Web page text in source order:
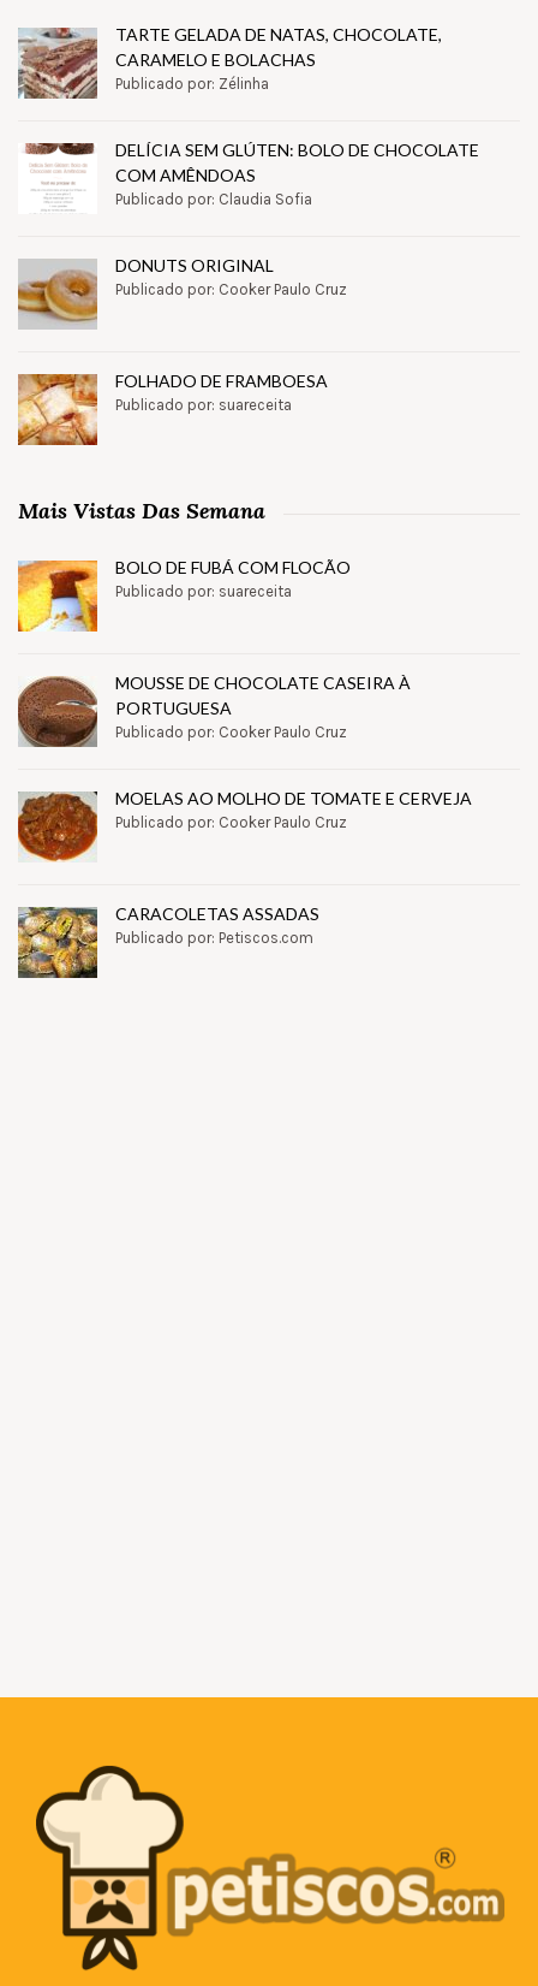
TARTE GELADA DE NATAS, CHOCOLATE,
CARAMELO E BOLACHAS
Publicado por: Zélinha
DELÍCIA SEM GLÚTEN: BOLO DE CHOCOLATE
COM AMÊNDOAS
Publicado por: Claudia Sofia
DONUTS ORIGINAL
Publicado por: Cooker Paulo Cruz
FOLHADO DE FRAMBOESA
Publicado por: suareceita
Mais Vistas Das Semana
BOLO DE FUBÁ COM FLOCÃO
Publicado por: suareceita
MOUSSE DE CHOCOLATE CASEIRA À
PORTUGUESA
Publicado por: Cooker Paulo Cruz
MOELAS AO MOLHO DE TOMATE E CERVEJA
Publicado por: Cooker Paulo Cruz
CARACOLETAS ASSADAS
Publicado por: Petiscos.com